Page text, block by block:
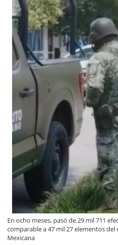
En ocho meses, pasó de 29 mil 711
comparable a 47 mil 27 elementos del
Mexicana